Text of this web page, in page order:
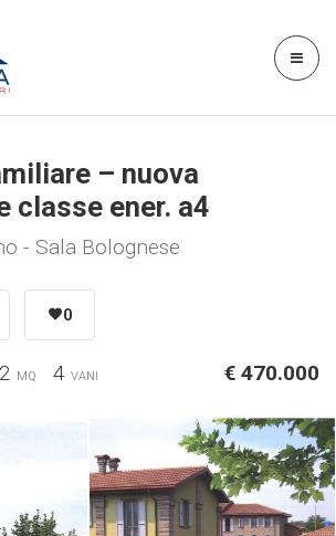
– nuova
classe ener. a4
- Sala Bolognese
0
MQ 4 VANI € 470.000